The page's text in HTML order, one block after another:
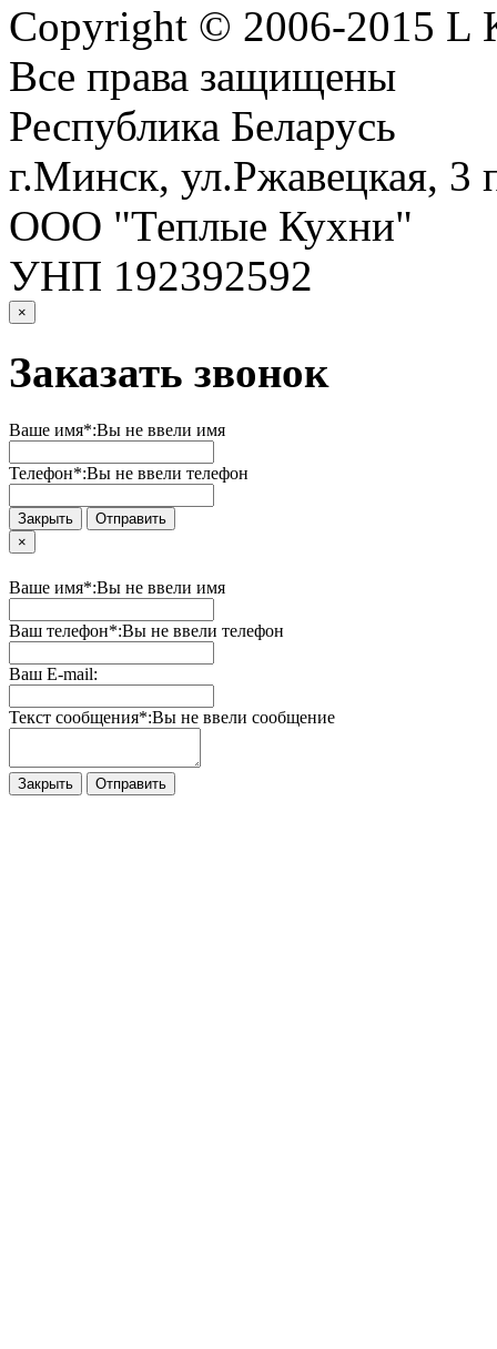
Copyright © 2006-2015
Все права защищены
Республика Беларусь
г.Минск, ул.Ржавецкая, 3
ООО "Теплые Кухни"
УНП 192392592
×
Заказать звонок
Ваше имя*:Вы не ввели имя
Телефон*:Вы не ввели телефон
Закрыть
Отправить
×
Ваше имя*:Вы не ввели имя
Ваш телефон*:Вы не ввели телефон
Ваш E-mail:
Текст сообщения*:Вы не ввели сообщение
Закрыть Отправить